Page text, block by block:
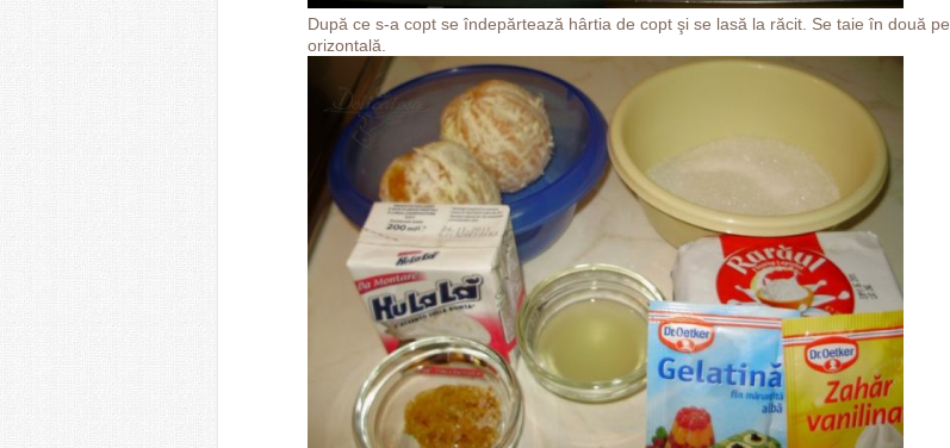
După ce s-a copt se îndepărtează hârtia de copt şi se lasă la răcit. Se taie în două pe
orizontală.